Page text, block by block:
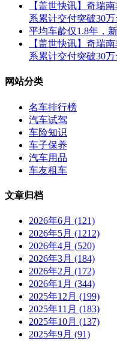
【盖世快讯】奇瑞
系累计交付突破30万
平均车龄仅‌1.8年，
【盖世快讯】奇瑞
系累计交付突破30万
网站分类
名车排行榜
汽车试驾
车险知识
车子保养
汽车用品
车友租车
文章归档
2026年6月 (121)
2026年5月 (1212)
2026年4月 (520)
2026年3月 (184)
2026年2月 (172)
2026年1月 (344)
2025年12月 (199)
2025年11月 (183)
2025年10月 (137)
2025年9月 (91)